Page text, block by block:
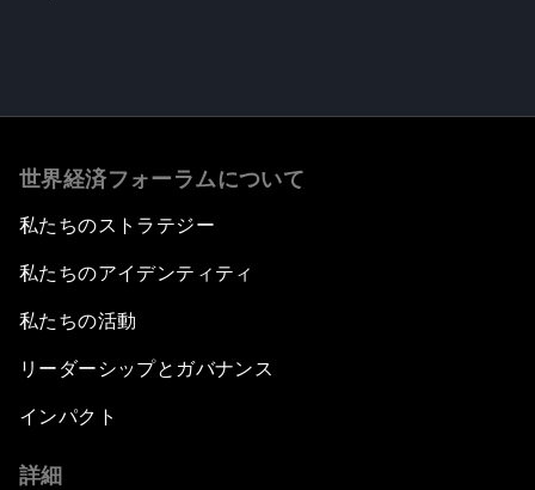
世界経済フォーラムについて
私たちのストラテジー
私たちのアイデンティティ
私たちの活動
リーダーシップとガバナンス
インパクト
詳細